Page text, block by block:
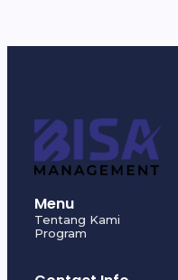
Menu
Tentang Kami
Program